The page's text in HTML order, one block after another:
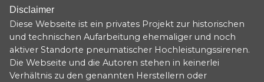
Disclaimer
Diese Webseite ist ein privates Projekt zur historischen
und technischen Aufarbeitung ehemaliger und noch
aktiver Standorte pneumatischer Hochleistungssirenen.
Die Webseite und die Autoren stehen in keinerlei
Verhältnis zu den genannten Herstellern oder